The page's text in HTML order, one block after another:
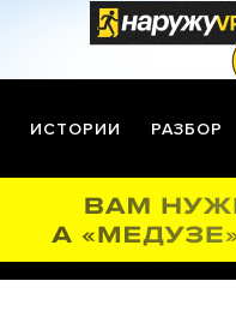
ИСТОРИИ РАЗБОР